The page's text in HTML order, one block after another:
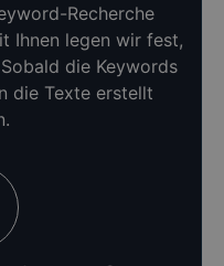
Recherche
Ihnen legen wir fest,
die Keywords
die Texte erstellt